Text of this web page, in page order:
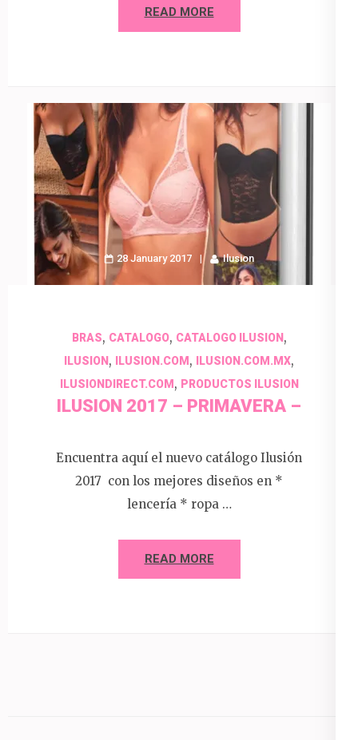
READ MORE
28 January 2017 Ilusion
BRAS, CATALOGO, CATALOGO ILUSION,
ILUSION, ILUSION.COM, ILUSION.COM.MX,
ILUSIONDIRECT.COM, PRODUCTOS ILUSION
ILUSION 2017 – PRIMAVERA –
Encuentra aquí el nuevo catálogo Ilusión
2017 con los mejores diseños en *
lencería * ropa …
READ MORE